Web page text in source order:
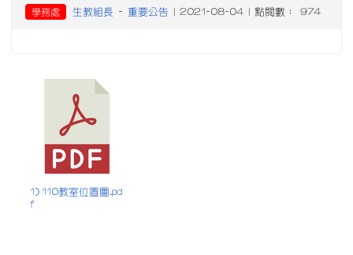
學務處 生教組長 - 重要公告 | 2021-08-04 | 點閱數： 974
1) 110教室位置圖.pd
f